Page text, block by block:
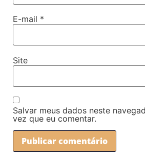
E-mail *
Site
Salvar meus dados neste
vez que eu comentar.